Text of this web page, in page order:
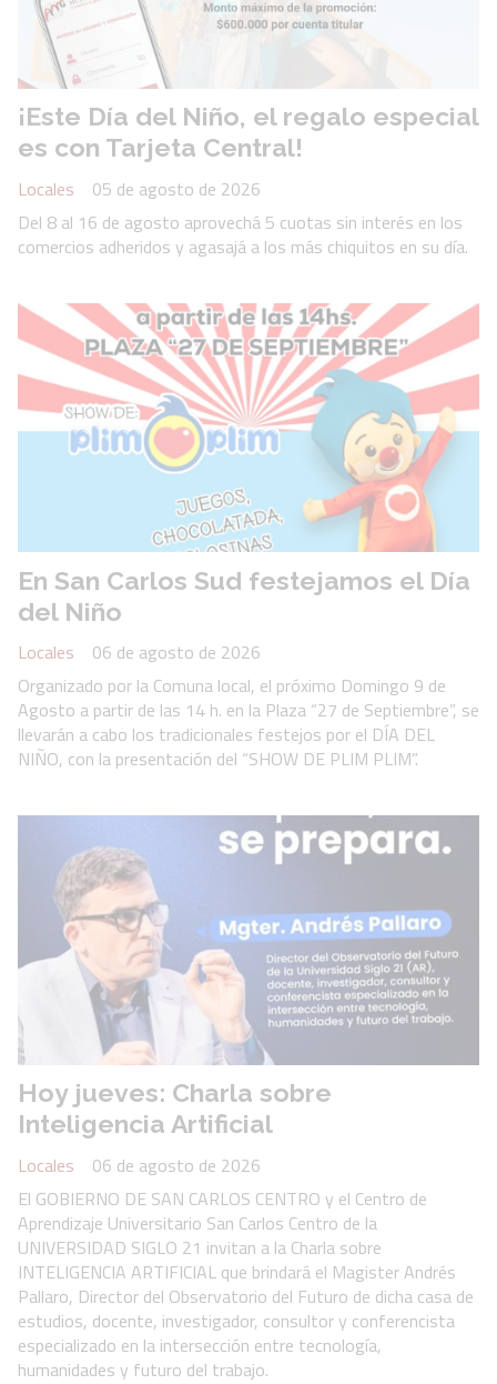
¡Este Día del Niño, el regalo especial
es con Tarjeta Central!
Locales
05 de agosto de 2026
Del 8 al 16 de agosto aprovechá 5 cuotas sin interés en los
comercios adheridos y agasajá a los más chiquitos en su día.
En San Carlos Sud festejamos el Día
del Niño
Locales
06 de agosto de 2026
Organizado por la Comuna local, el próximo Domingo 9 de
Agosto a partir de las 14 h. en la Plaza “27 de Septiembre”, se
llevarán a cabo los tradicionales festejos por el DÍA DEL
NIÑO, con la presentación del “SHOW DE PLIM PLIM”.
Hoy jueves: Charla sobre
Inteligencia Artificial
Locales
06 de agosto de 2026
El GOBIERNO DE SAN CARLOS CENTRO y el Centro de
Aprendizaje Universitario San Carlos Centro de la
UNIVERSIDAD SIGLO 21 invitan a la Charla sobre
INTELIGENCIA ARTIFICIAL que brindará el Magister Andrés
Pallaro, Director del Observatorio del Futuro de dicha casa de
estudios, docente, investigador, consultor y conferencista
especializado en la intersección entre tecnología,
humanidades y futuro del trabajo.